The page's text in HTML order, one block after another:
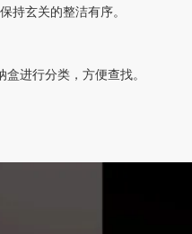
持玄关的整洁有序。
进行分类，方便查找。